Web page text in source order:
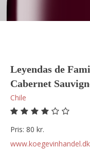
Leyendas de
Cabernet
Chile
Pris: 80 kr.
www.koegevinhandel.dk